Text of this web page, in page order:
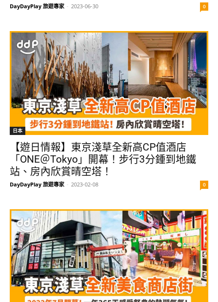
DayDayPlay 旅遊專家 - 2023-06-30 0
日本
【遊日情報】東京淺草全新高CP值酒店
「ONE＠Tokyo」開幕！步行3分鍾到地鐵
站、房內欣賞晴空塔！
DayDayPlay 旅遊專家 - 2023-02-08 0